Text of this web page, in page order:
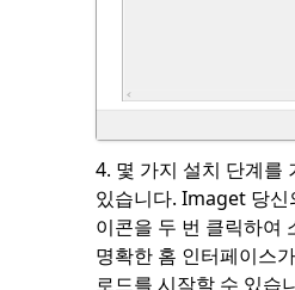
4. 몇 가지 설치 단계를
있습니다. Imaget 당
이콘을 두 번 클릭하여
명확한 홈 인터페이스
로드를 시작할 수 있습